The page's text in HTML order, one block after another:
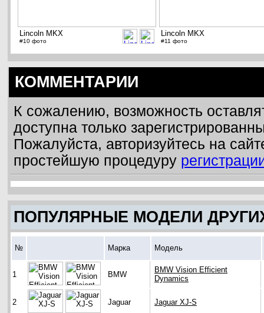
Lincoln MKX
#10 фото
Lincoln MKX
#11 фото
КОММЕНТАРИИ
К сожалению, возможность
доступна только
Пожалуйста, авторизуйтесь на
простейшую процедуру
ПОПУЛЯРНЫЕ МОДЕЛИ
№ Марка Модель
1 BMW
BMW Vision Efficient
Dynamics
2 Jaguar Jaguar XJ-S